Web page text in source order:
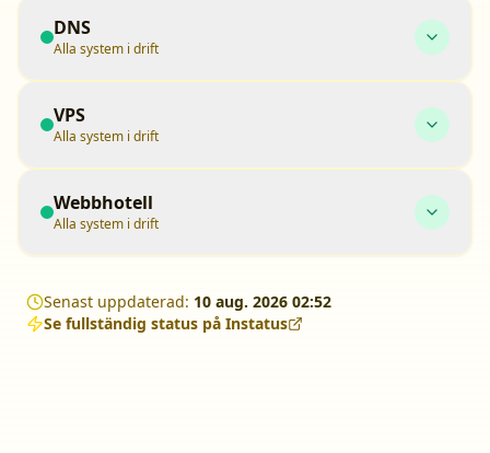
DNS
Alla system i drift
VPS
Alla system i drift
Webbhotell
Alla system i drift
Senast uppdaterad: 10 aug. 2026 02:52
Se fullständig status på Instatus